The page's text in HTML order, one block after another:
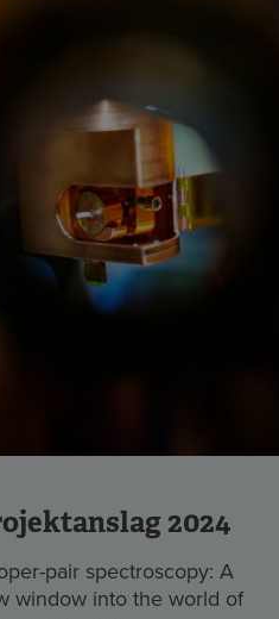
2024
pair spectroscopy: A
window into the world of